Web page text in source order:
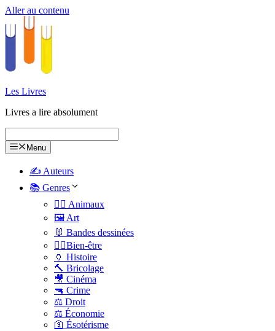
Aller au contenu
Les Livres
Livres a lire absolument
Menu
✍️ Auteurs
📚 Genres
🐕‍🦺 Animaux
🖼️ Art
🐰 Bandes dessinées
🧑‍⚕️Bien-être
🏺 Histoire
🔨 Bricolage
🎥 Cinéma
🔫 Crime
⚖️ Droit
⚖️ Économie
🛐 Ésotérisme